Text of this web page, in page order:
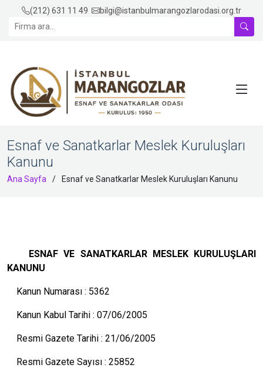
(212) 631 11 49 bilgi@istanbulmarangozlarodasi.org.tr
Esnaf ve Sanatkarlar Meslek Kuruluşları
Kanunu
Ana Sayfa Esnaf ve Sanatkarlar Meslek Kuruluşları Kanunu
ESNAF VE SANATKARLAR MESLEK KURULUŞLARI
KANUNU
Kanun Numarası : 5362
Kanun Kabul Tarihi : 07/06/2005
Resmi Gazete Tarihi : 21/06/2005
Resmi Gazete Sayısı : 25852